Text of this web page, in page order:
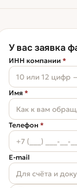
₽
₽ бочка
У вас заявка
ИНН компании *
Имя *
Телефон *
E-mail